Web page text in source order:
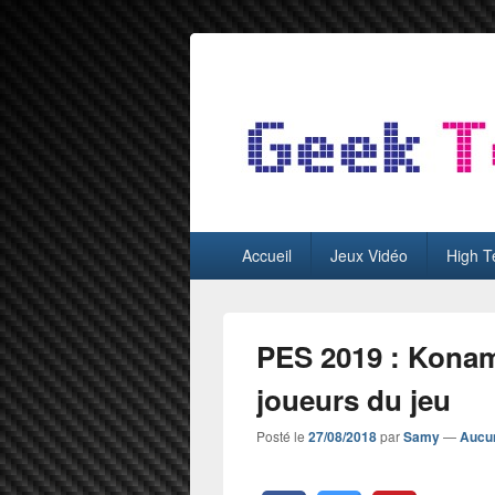
GeekTest
principalAccueil Jeux Vidéo High
PES 2019 :
joueurs du jeu
Posté le 27/08/2018parSamy—